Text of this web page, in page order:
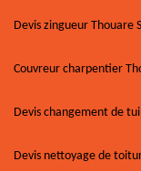
Devis zingueur Thouare
Couvreur charpentier
Devis changement de
Devis nettoyage de